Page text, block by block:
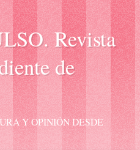
Revista
de
Y OPINIÓN DESDE